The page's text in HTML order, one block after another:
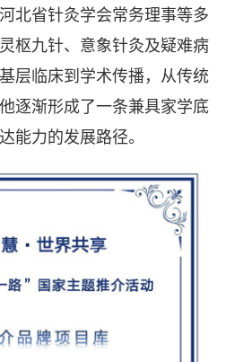
北省针灸学会常务理事等多
枢九针、意象针灸及疑难病
层临床到学术传播，从传统
逐渐形成了一条兼具家学底
能力的发展路径。